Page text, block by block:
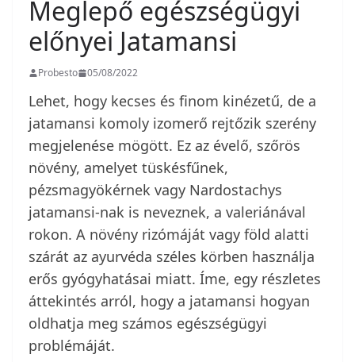
Meglepő egészségügyi
előnyei Jatamansi
Probesto 05/08/2022
Lehet, hogy kecses és finom kinézetű, de a
jatamansi komoly izomerő rejtőzik szerény
megjelenése mögött. Ez az évelő, szőrös
növény, amelyet tüskésfűnek,
pézsmagyökérnek vagy Nardostachys
jatamansi-nak is neveznek, a valeriánával
rokon. A növény rizómáját vagy föld alatti
szárát az ayurvéda széles körben használja
erős gyógyhatásai miatt. Íme, egy részletes
áttekintés arról, hogy a jatamansi hogyan
oldhatja meg számos egészségügyi
problémáját.